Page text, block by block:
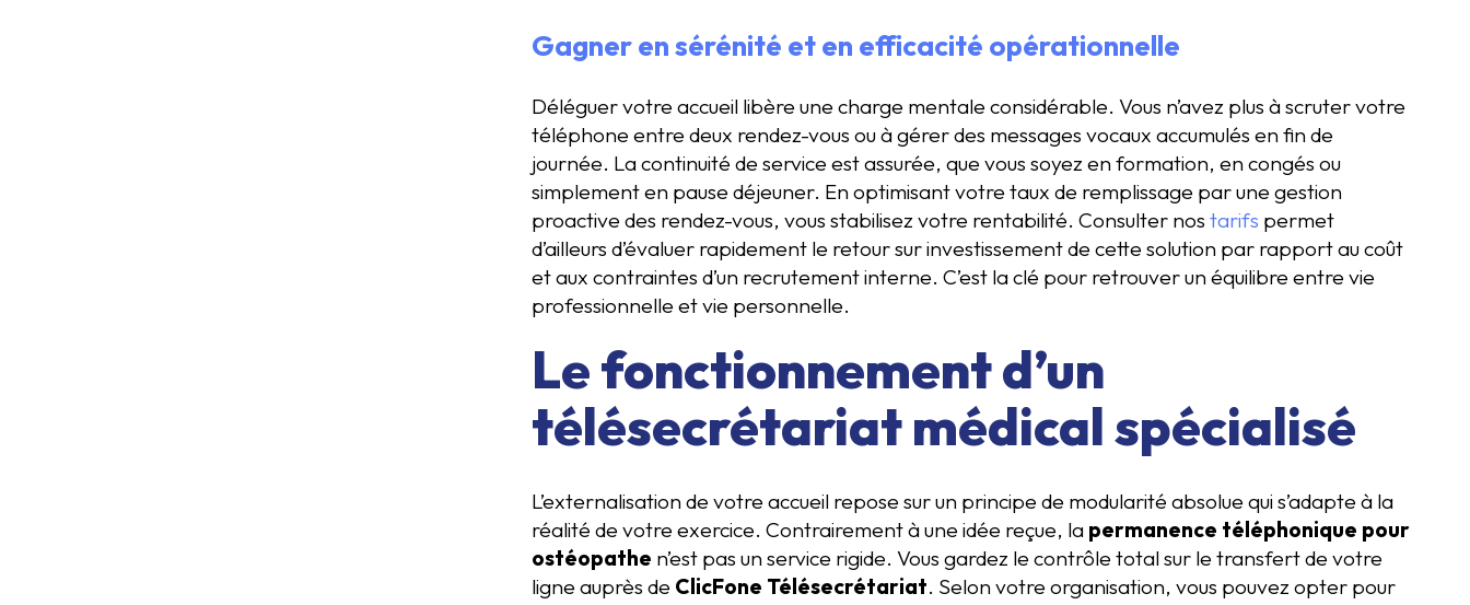
Gagner en sérénité et en efficacité opérationnelle
Déléguer votre accueil libère une charge mentale considérable. Vous n’avez plus à scruter votre
téléphone entre deux rendez-vous ou à gérer des messages vocaux accumulés en fin de
journée. La continuité de service est assurée, que vous soyez en formation, en congés ou
simplement en pause déjeuner. En optimisant votre taux de remplissage par une gestion
proactive des rendez-vous, vous stabilisez votre rentabilité. Consulter nos tarifs permet
d’ailleurs d’évaluer rapidement le retour sur investissement de cette solution par rapport au coût
et aux contraintes d’un recrutement interne. C’est la clé pour retrouver un équilibre entre vie
professionnelle et vie personnelle.
Le fonctionnement d’un
télésecrétariat médical spécialisé
L’externalisation de votre accueil repose sur un principe de modularité absolue qui s’adapte à la
réalité de votre exercice. Contrairement à une idée reçue, la permanence téléphonique pour
ostéopathe n’est pas un service rigide. Vous gardez le contrôle total sur le transfert de votre
ligne auprès de ClicFone Télésecrétariat. Selon votre organisation, vous pouvez opter pour